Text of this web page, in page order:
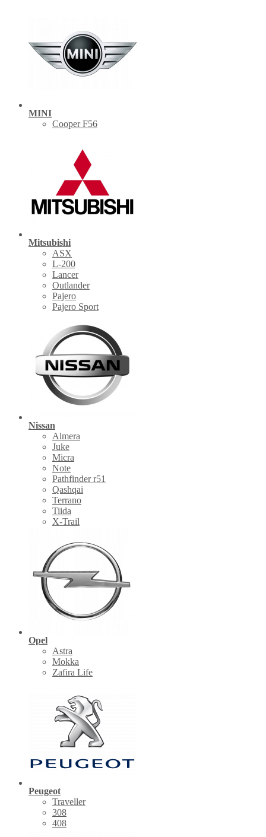
MINI
Cooper F56
Mitsubishi
ASX
L-200
Lancer
Outlander
Pajero
Pajero Sport
Nissan
Almera
Juke
Micra
Note
Pathfinder r51
Qashqai
Terrano
Tiida
X-Trail
Opel
Astra
Mokka
Zafira Life
Peugeot
Traveller
308
408